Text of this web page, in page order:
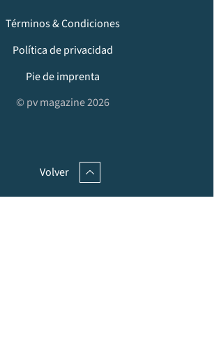
Términos & Condiciones
Política de privacidad
Pie de imprenta
© pv magazine 2026
Volver